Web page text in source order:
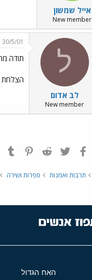
ר
י
ך
אייל שמשון
New member
ל
לב אדום
New member
30/5/01
תודה
הצלחת
פייסבוק Twitter
Reddit
תרבות ואמנות ספרות ושירה
האח הגדול